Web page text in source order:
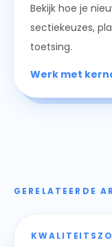
Bekijk hoe je
sectiekeuzes,
toetsing.
Werk met
GERELATEERDE